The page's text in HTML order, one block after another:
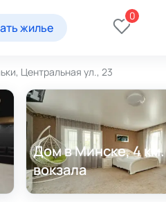
жилье
0
Центральная ул., 23
Дом в Минске, 4
вокзала